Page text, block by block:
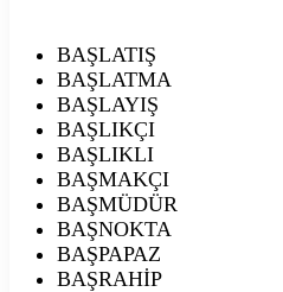
BAŞLATIŞ
BAŞLATMA
BAŞLAYIŞ
BAŞLIKÇI
BAŞLIKLI
BAŞMAKÇI
BAŞMÜDÜR
BAŞNOKTA
BAŞPAPAZ
BAŞRAHİP